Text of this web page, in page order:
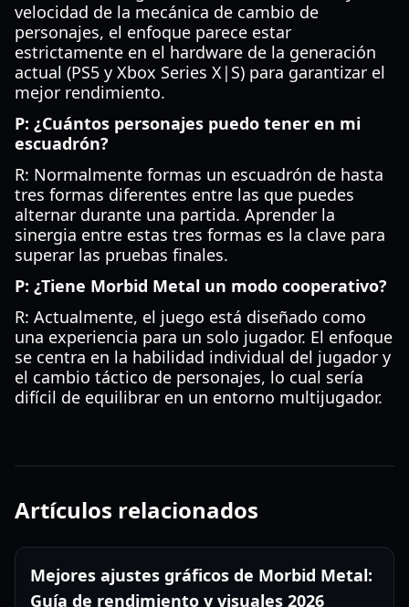
velocidad de la mecánica de cambio de
personajes, el enfoque parece estar
estrictamente en el hardware de la generación
actual (PS5 y Xbox Series X|S) para garantizar el
mejor rendimiento.
P: ¿Cuántos personajes puedo tener en mi
escuadrón?
R: Normalmente formas un escuadrón de hasta
tres formas diferentes entre las que puedes
alternar durante una partida. Aprender la
sinergia entre estas tres formas es la clave para
superar las pruebas finales.
P: ¿Tiene Morbid Metal un modo cooperativo?
R: Actualmente, el juego está diseñado como
una experiencia para un solo jugador. El enfoque
se centra en la habilidad individual del jugador y
el cambio táctico de personajes, lo cual sería
difícil de equilibrar en un entorno multijugador.
Artículos relacionados
Mejores ajustes gráficos de Morbid Metal:
Guía de rendimiento y visuales 2026